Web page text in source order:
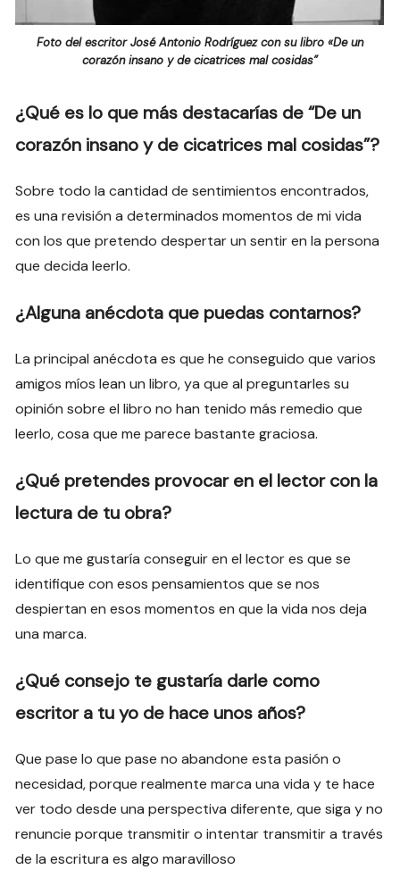
Foto del escritor José Antonio Rodríguez con su libro «De un
corazón insano y de cicatrices mal cosidas”
¿Qué es lo que más destacarías de “De un
corazón insano y de cicatrices mal cosidas”?
Sobre todo la cantidad de sentimientos encontrados,
es una revisión a determinados momentos de mi vida
con los que pretendo despertar un sentir en la persona
que decida leerlo.
¿Alguna anécdota que puedas contarnos?
La principal anécdota es que he conseguido que varios
amigos míos lean un libro, ya que al preguntarles su
opinión sobre el libro no han tenido más remedio que
leerlo, cosa que me parece bastante graciosa.
¿Qué pretendes provocar en el lector con la
lectura de tu obra?
Lo que me gustaría conseguir en el lector es que se
identifique con esos pensamientos que se nos
despiertan en esos momentos en que la vida nos deja
una marca.
¿Qué consejo te gustaría darle como
escritor a tu yo de hace unos años?
Que pase lo que pase no abandone esta pasión o
necesidad, porque realmente marca una vida y te hace
ver todo desde una perspectiva diferente, que siga y no
renuncie porque transmitir o intentar transmitir a través
de la escritura es algo maravilloso